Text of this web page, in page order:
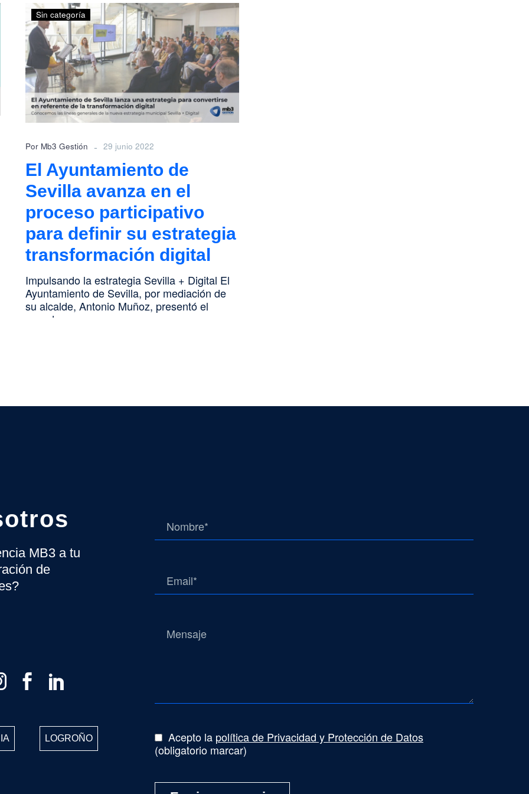
El
Ayuntamiento
de
Sevilla
avanza
en
el
proceso
participativo
para
su
estrategia
transformación
digital
Sin categoría
Por Mb3 Gestión - 29 junio 2022
El Ayuntamiento de
Sevilla avanza en el
proceso participativo
para definir su estrategia
transformación digital
Impulsando la estrategia Sevilla + Digital El
Ayuntamiento de Sevilla, por mediación de
su alcalde, Antonio Muñoz, presentó el
pasado…
MB3 a tu
de
LOGROÑO Acepto la política de Privacidad y Protección de Datos
(obligatorio marcar)